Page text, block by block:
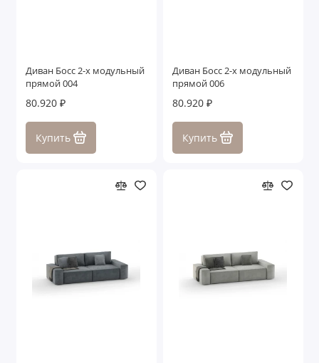
Диван Босс 2-х модульный
прямой 004
80.920 ₽
Купить
Диван Босс 2-х модульный
прямой 006
80.920 ₽
Купить